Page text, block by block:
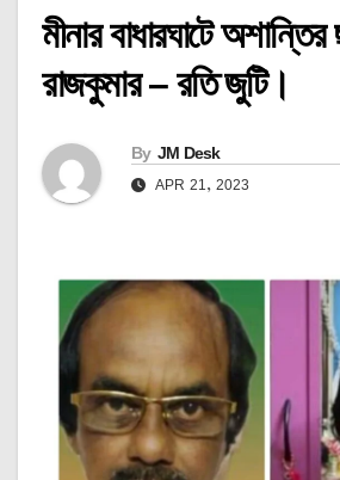
মীনার বাধারঘাটে
রাজকুমার – রতি জুটি।
By JM Desk
APR 21, 2023